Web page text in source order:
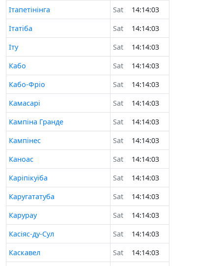
Ітапетінінга
Sat
14:14:03
Ітатіба
Sat
14:14:03
Іту
Sat
14:14:03
Кабо
Sat
14:14:03
Кабо-Фріо
Sat
14:14:03
Камасарі
Sat
14:14:03
Кампіна Гранде
Sat
14:14:03
Кампінес
Sat
14:14:03
Каноас
Sat
14:14:03
Каріпікуїба
Sat
14:14:03
Каругататуба
Sat
14:14:03
Карурау
Sat
14:14:03
Касіяс-ду-Сул
Sat
14:14:03
Каскавел
Sat
14:14:03